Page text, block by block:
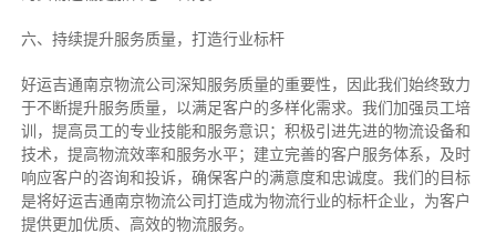
六、持续提升服务质量，打造行业标杆
好运吉通南京物流公司深知服务质量的重要性，因此我们始终致力
于不断提升服务质量，以满足客户的多样化需求。我们加强员工培
训，提高员工的专业技能和服务意识；积极引进先进的物流设备和
技术，提高物流效率和服务水平；建立完善的客户服务体系，及时
响应客户的咨询和投诉，确保客户的满意度和忠诚度。我们的目标
是将好运吉通南京物流公司打造成为物流行业的标杆企业，为客户
提供更加优质、高效的物流服务。